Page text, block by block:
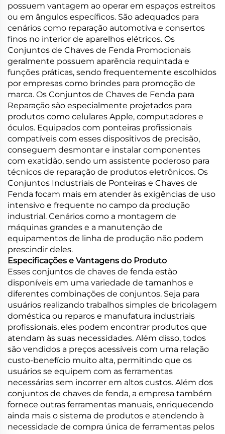
possuem vantagem ao operar em espaços estreitos
ou em ângulos específicos. São adequados para
cenários como reparação automotiva e consertos
finos no interior de aparelhos elétricos. Os
Conjuntos de Chaves de Fenda Promocionais
geralmente possuem aparência requintada e
funções práticas, sendo frequentemente escolhidos
por empresas como brindes para promoção de
marca. Os Conjuntos de Chaves de Fenda para
Reparação são especialmente projetados para
produtos como celulares Apple, computadores e
óculos. Equipados com ponteiras profissionais
compatíveis com esses dispositivos de precisão,
conseguem desmontar e instalar componentes
com exatidão, sendo um assistente poderoso para
técnicos de reparação de produtos eletrônicos. Os
Conjuntos Industriais de Ponteiras e Chaves de
Fenda focam mais em atender às exigências de uso
intensivo e frequente no campo da produção
industrial. Cenários como a montagem de
máquinas grandes e a manutenção de
equipamentos de linha de produção não podem
prescindir deles.
Especificações e Vantagens do Produto
Esses conjuntos de chaves de fenda estão
disponíveis em uma variedade de tamanhos e
diferentes combinações de conjuntos. Seja para
usuários realizando trabalhos simples de bricolagem
doméstica ou reparos e manufatura industriais
profissionais, eles podem encontrar produtos que
atendam às suas necessidades. Além disso, todos
são vendidos a preços acessíveis com uma relação
custo-benefício muito alta, permitindo que os
usuários se equipem com as ferramentas
necessárias sem incorrer em altos custos. Além dos
conjuntos de chaves de fenda, a empresa também
fornece outras ferramentas manuais, enriquecendo
ainda mais o sistema de produtos e atendendo à
necessidade de compra única de ferramentas pelos